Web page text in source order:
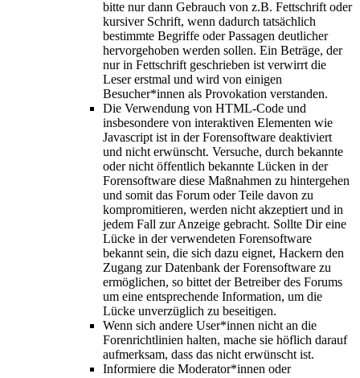
bitte nur dann Gebrauch von z.B. Fettschrift oder
kursiver Schrift, wenn dadurch tatsächlich
bestimmte Begriffe oder Passagen deutlicher
hervorgehoben werden sollen. Ein Beträge, der
nur in Fettschrift geschrieben ist verwirrt die
Leser erstmal und wird von einigen
Besucher*innen als Provokation verstanden.
Die Verwendung von HTML-Code und
insbesondere von interaktiven Elementen wie
Javascript ist in der Forensoftware deaktiviert
und nicht erwünscht. Versuche, durch bekannte
oder nicht öffentlich bekannte Lücken in der
Forensoftware diese Maßnahmen zu hintergehen
und somit das Forum oder Teile davon zu
kompromitieren, werden nicht akzeptiert und in
jedem Fall zur Anzeige gebracht. Sollte Dir eine
Lücke in der verwendeten Forensoftware
bekannt sein, die sich dazu eignet, Hackern den
Zugang zur Datenbank der Forensoftware zu
ermöglichen, so bittet der Betreiber des Forums
um eine entsprechende Information, um die
Lücke unverzüglich zu beseitigen.
Wenn sich andere User*innen nicht an die
Forenrichtlinien halten, mache sie höflich darauf
aufmerksam, dass das nicht erwünscht ist.
Informiere die Moderator*innen oder